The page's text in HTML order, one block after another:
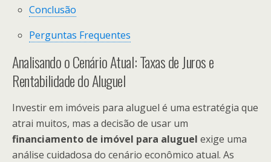
Conclusão
Perguntas Frequentes
Analisando o Cenário Atual: Taxas de Juros e
Rentabilidade do Aluguel
Investir em imóveis para aluguel é uma estratégia que
atrai muitos, mas a decisão de usar um
financiamento de imóvel para aluguel exige uma
análise cuidadosa do cenário econômico atual. As